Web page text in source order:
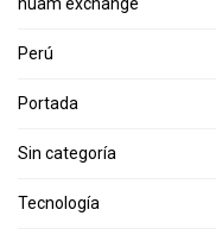
nuam exchange
Perú
Portada
Sin categoría
Tecnología